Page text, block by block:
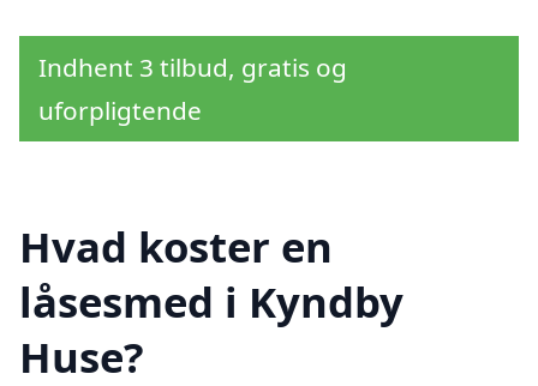
Indhent 3 tilbud, gratis og
uforpligtende
Hvad koster en
låsesmed i Kyndby
Huse?